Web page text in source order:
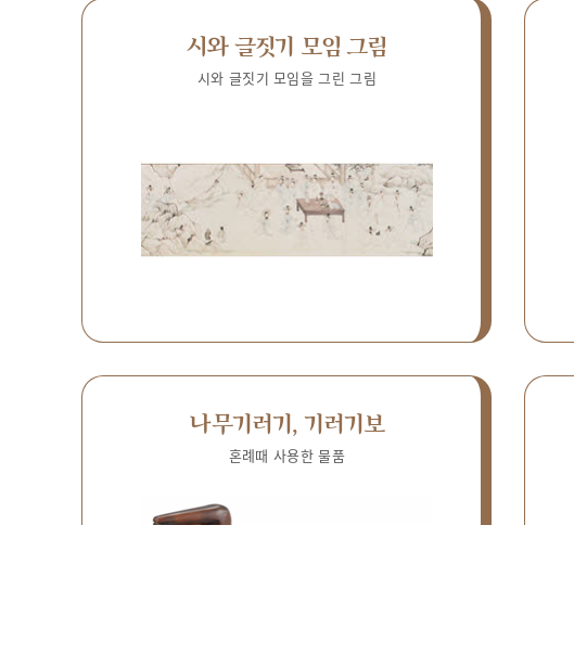
시와 글짓기 모임 그림
시와 글짓기 모임을 그린 그림
나무기러기, 기러기보
혼례때 사용한 물품